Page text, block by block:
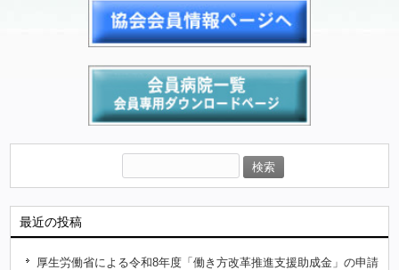
最近の投稿
厚生労働省による令和8年度「働き方改革推進支援助成金」の申請